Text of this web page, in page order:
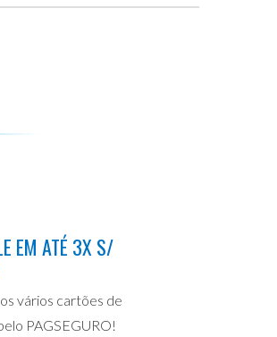
EM ATÉ 3X S/
vários cartões de
PAGSEGURO!